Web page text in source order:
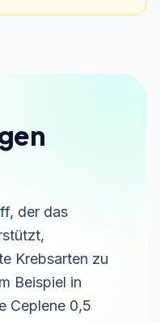
der das
Krebsarten zu
Beispiel in
Ceplene 0,5